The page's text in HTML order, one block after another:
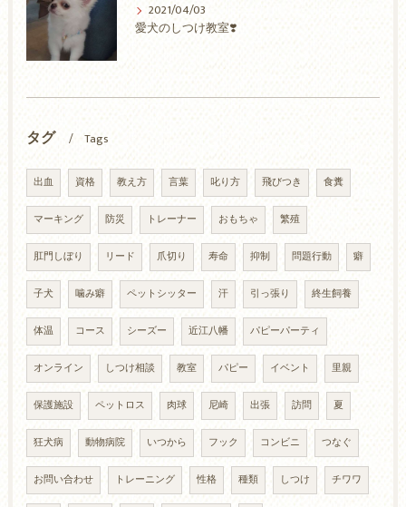
2021/04/03
愛犬のしつけ教室❣️
タグ Tags
出血 資格 教え方 言葉 叱り方 飛びつき 食糞
マーキング 防災 トレーナー おもちゃ 繁殖
肛門しぼり リード 爪切り 寿命 抑制 問題行動 癖
子犬 噛み癖 ペットシッター 汗 引っ張り 終生飼養
体温 コース シーズー 近江八幡 パピーパーティ
オンライン しつけ相談 教室 パピー イベント 里親
保護施設 ペットロス 肉球 尼崎 出張 訪問 夏
狂犬病 動物病院 いつから フック コンビニ つなぐ
お問い合わせ トレーニング 性格 種類 しつけ チワワ